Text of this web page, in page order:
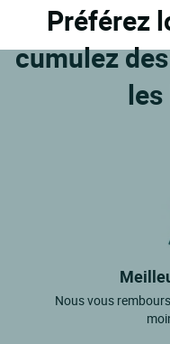
Préférez
cumulez
Nous vous